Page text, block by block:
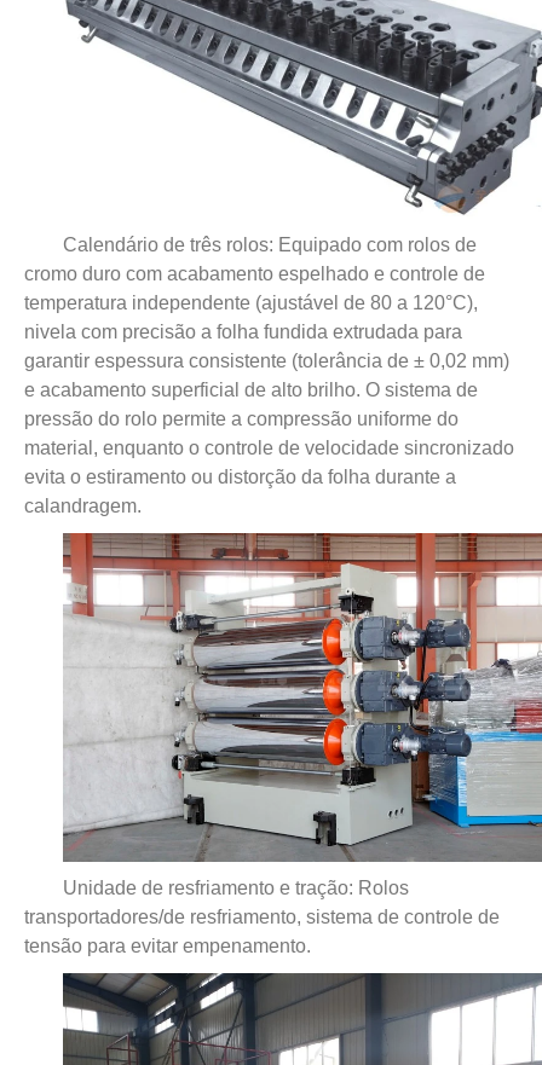
Calendário de três rolos: Equipado com rolos de
cromo duro com acabamento espelhado e controle de
temperatura independente (ajustável de 80 a 120°C),
nivela com precisão a folha fundida extrudada para
garantir espessura consistente (tolerância de ± 0,02 mm)
e acabamento superficial de alto brilho. O sistema de
pressão do rolo permite a compressão uniforme do
material, enquanto o controle de velocidade sincronizado
evita o estiramento ou distorção da folha durante a
calandragem.
Unidade de resfriamento e tração: Rolos
transportadores/de resfriamento, sistema de controle de
tensão para evitar empenamento.